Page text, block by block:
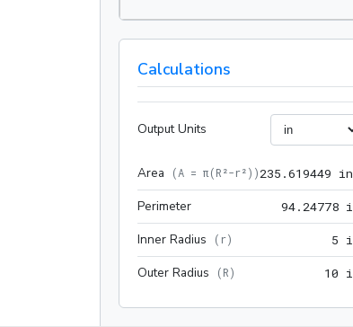
Calculations
Output Units
Area (A = π(R²-r²) )235 .619449
Perimeter 94.24778
Inner Radius ( r) 5
Outer Radius (R) 10